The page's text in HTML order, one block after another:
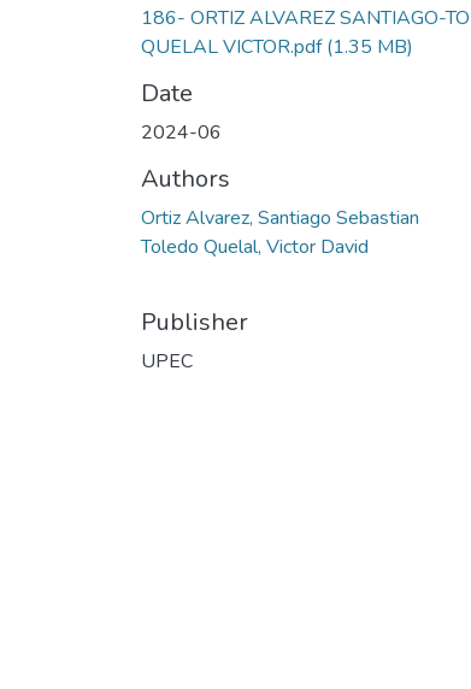
186- ORTIZ ALVAREZ SANTIAGO-
QUELAL VICTOR.pdf(1.35 MB)
Date
2024-06
Authors
Ortiz Alvarez, Santiago Sebastian
Toledo Quelal, Victor David
Publisher
UPEC